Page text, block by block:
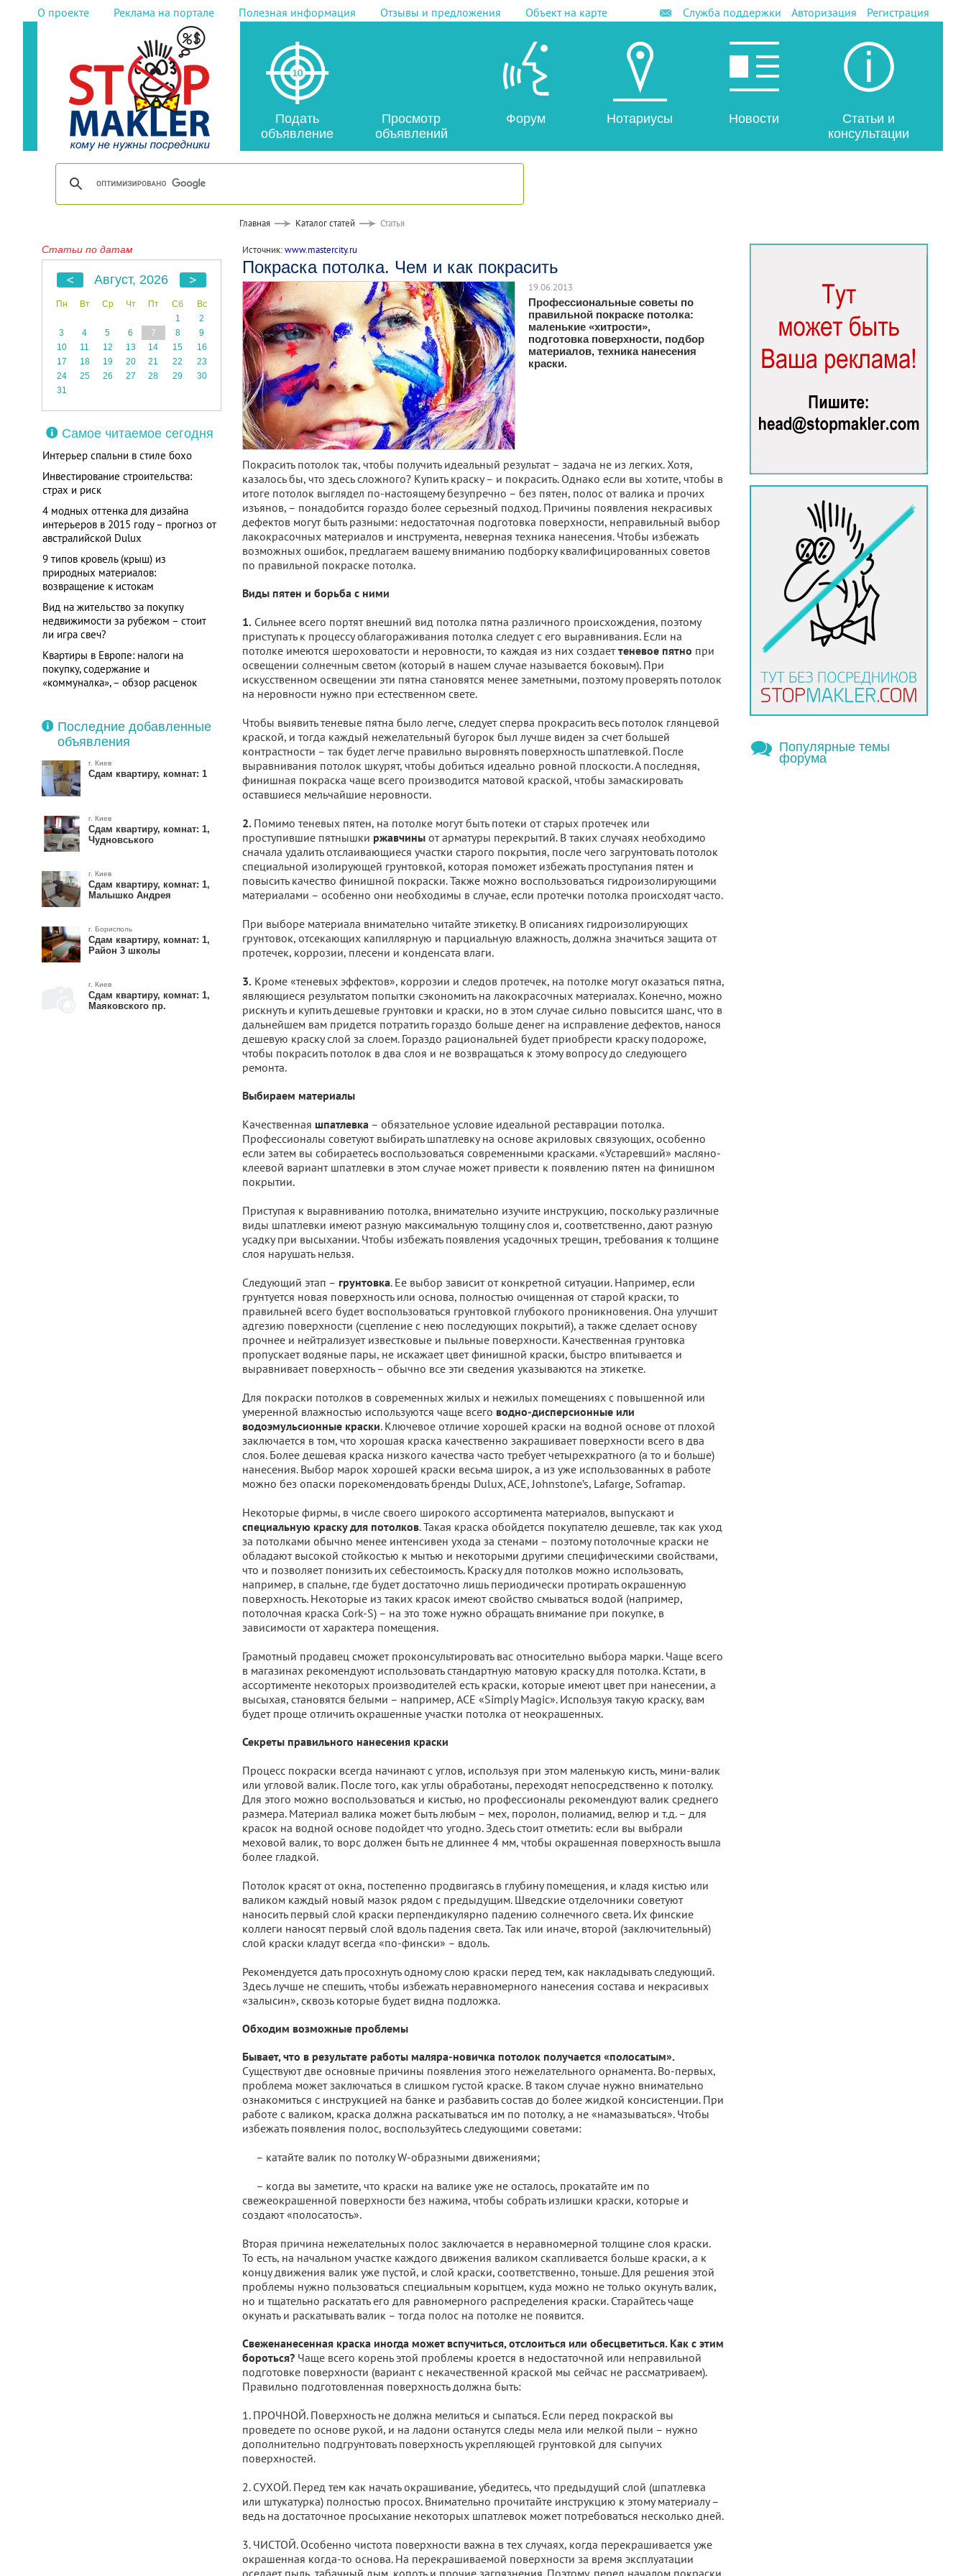
О проекте Реклама на портале Полезная информация Отзывы и предложения Объект на карте Служба поддержки Авторизация Регистрация
Подать
объявление
Просмотр
объявлений
Форум Нотариусы Новости
Статьи и
консультации
Главная Каталог статей Статья
Статьи по датам
Август, 2026
Пн Вт Ср Чт Пт Сб
Вс
1
2
3
4 5 6 7 8
9
10
11 12 13 14 15
16
17
18 19 20 21 22
23
24
25 26 27 28 29
30
31
Самое читаемое сегодня
Интерьер спальни в стиле бохо
Инвестирование строительства:
страх и риск
4 модных оттенка для дизайна
интерьеров в 2015 году – прогноз от
австралийской Dulux
9 типов кровель (крыш) из
природных материалов:
возвращение к истокам
Вид на жительство за покупку
недвижимости за рубежом – стоит
ли игра свеч?
Квартиры в Европе: налоги на
покупку, содержание и
«коммуналка», – обзор расценок
Последние добавленные
объявления
г. Киев
Сдам квартиру, комнат: 1
г. Киев
Сдам квартиру, комнат: 1,
Чудновського
г. Киев
Сдам квартиру, комнат: 1,
Малышко Андрея
г. Борисполь
Сдам квартиру, комнат: 1,
Район 3 школы
г. Киев
Сдам квартиру, комнат: 1,
Маяковского пр.
Источник:www.mastercity.ru
Покраска потолка. Чем и как покрасить
19.06.2013
Профессиональные советы по
правильной покраске потолка:
маленькие «хитрости»,
подготовка поверхности, подбор
материалов, техника нанесения
краски.
Покрасить потолок так, чтобы получить идеальный результат – задача не из легких. Хотя,
казалось бы, что здесь сложного? Купить краску – и покрасить. Однако если вы хотите, чтобы в
итоге потолок выглядел по-настоящему безупречно – без пятен, полос от валика и прочих
изъянов, – понадобится гораздо более серьезный подход. Причины появления некрасивых
дефектов могут быть разными: недостаточная подготовка поверхности, неправильный выбор
лакокрасочных материалов и инструмента, неверная техника нанесения. Чтобы избежать
возможных ошибок, предлагаем вашему вниманию подборку квалифицированных советов
по правильной покраске потолка.
Виды пятен и борьба с ними
1. Сильнее всего портят внешний вид потолка пятна различного происхождения, поэтому
приступать к процессу облагораживания потолка следует с его выравнивания. Если на
потолке имеются шероховатости и неровности, то каждая из них создаеттеневое пятно при
освещении солнечным светом (который в нашем случае называется боковым). При
искусственном освещении эти пятна становятся менее заметными, поэтому проверять потолок
на неровности нужно при естественном свете.
Чтобы выявить теневые пятна было легче, следует сперва прокрасить весь потолок глянцевой
краской, и тогда каждый нежелательный бугорок был лучше виден за счет большей
контрастности – так будет легче правильно выровнять поверхность шпатлевкой. После
выравнивания потолок шкурят, чтобы добиться идеально ровной плоскости. А последняя,
финишная покраска чаще всего производится матовой краской, чтобы замаскировать
оставшиеся мельчайшие неровности.
2. Помимо теневых пятен, на потолке могут быть потеки от старых протечек или
проступившие пятнышки ржавчиныот арматуры перекрытий. В таких случаях необходимо
сначала удалить отслаивающиеся участки старого покрытия, после чего загрунтовать потолок
специальной изолирующей грунтовкой, которая поможет избежать проступания пятен и
повысить качество финишной покраски. Также можно воспользоваться гидроизолирующими
материалами – особенно они необходимы в случае, если протечки потолка происходят часто.
При выборе материала внимательно читайте этикетку. В описаниях гидроизолирующих
грунтовок, отсекающих капиллярную и парциальную влажность, должна значиться защита от
протечек, коррозии, плесени и конденсата влаги.
3. Кроме «теневых эффектов», коррозии и следов протечек, на потолке могут оказаться пятна,
являющиеся результатом попытки сэкономить на лакокрасочных материалах. Конечно, можно
рискнуть и купить дешевые грунтовки и краски, но в этом случае сильно повысится шанс, что в
дальнейшем вам придется потратить гораздо больше денег на исправление дефектов, нанося
дешевую краску слой за слоем. Гораздо рациональней будет приобрести краску подороже,
чтобы покрасить потолок в два слоя и не возвращаться к этому вопросу до следующего
ремонта.
Выбираем материалы
Качественная шпатлевка– обязательное условие идеальной реставрации потолка.
Профессионалы советуют выбирать шпатлевку на основе акриловых связующих, особенно
если затем вы собираетесь воспользоваться современными красками. «Устаревший» масляно-
клеевой вариант шпатлевки в этом случае может привести к появлению пятен на финишном
покрытии.
Приступая к выравниванию потолка, внимательно изучите инструкцию, поскольку различные
виды шпатлевки имеют разную максимальную толщину слоя и, соответственно, дают разную
усадку при высыхании. Чтобы избежать появления усадочных трещин, требования к толщине
слоя нарушать нельзя.
Следующий этап – грунтовка. Ее выбор зависит от конкретной ситуации. Например, если
грунтуется новая поверхность или основа, полностью очищенная от старой краски, то
правильней всего будет воспользоваться грунтовкой глубокого проникновения. Она улучшит
адгезию поверхности (сцепление с нею последующих покрытий), а также сделает основу
прочнее и нейтрализует известковые и пыльные поверхности. Качественная грунтовка
пропускает водяные пары, не искажает цвет финишной краски, быстро впитывается и
выравнивает поверхность – обычно все эти сведения указываются на этикетке.
Для покраски потолков в современных жилых и нежилых помещениях с повышенной или
умеренной влажностью используются чаще всего водно-дисперсионные или
водоэмульсионные краски. Ключевое отличие хорошей краски на водной основе от плохой
заключается в том, что хорошая краска качественно закрашивает поверхности всего в два
слоя. Более дешевая краска низкого качества часто требует четырехкратного (а то и больше)
нанесения. Выбор марок хорошей краски весьма широк, а из уже использованных в работе
можно без опаски порекомендовать бренды Dulux, ACE, Johnstone’s, Lafarge, Soframap.
Некоторые фирмы, в числе своего широкого ассортимента материалов, выпускают и
специальную краску для потолков. Такая краска обойдется покупателю дешевле, так как уход
за потолками обычно менее интенсивен ухода за стенами – поэтому потолочные краски не
обладают высокой стойкостью к мытью и некоторыми другими специфическими свойствами,
что и позволяет понизить их себестоимость. Краску для потолков можно использовать,
например, в спальне, где будет достаточно лишь периодически протирать окрашенную
поверхность. Некоторые из таких красок имеют свойство смываться водой (например,
потолочная краска Cork-S) – на это тоже нужно обращать внимание при покупке, в
зависимости от характера помещения.
Грамотный продавец сможет проконсультировать вас относительно выбора марки. Чаще всего
в магазинах рекомендуют использовать стандартную матовую краску для потолка. Кстати, в
ассортименте некоторых производителей есть краски, которые имеют цвет при нанесении, а
высыхая, становятся белыми – например, ACE «Simply Magic». Используя такую краску, вам
будет проще отличить окрашенные участки потолка от неокрашенных.
Секреты правильного нанесения краски
Процесс покраски всегда начинают с углов, используя при этом маленькую кисть, мини-валик
или угловой валик. После того, как углы обработаны, переходят непосредственно к потолку.
Для этого можно воспользоваться и кистью, но профессионалы рекомендуют валик среднего
размера. Материал валика может быть любым – мех, поролон, полиамид, велюр и т.д. – для
красок на водной основе подойдет что угодно. Здесь стоит отметить: если вы выбрали
меховой валик, то ворс должен быть не длиннее 4 мм, чтобы окрашенная поверхность вышла
более гладкой.
Потолок красят от окна, постепенно продвигаясь в глубину помещения, и кладя кистью или
валиком каждый новый мазок рядом с предыдущим. Шведские отделочники советуют
наносить первый слой краски перпендикулярно падению солнечного света. Их финские
коллеги наносят первый слой вдоль падения света. Так или иначе, второй (заключительный)
слой краски кладут всегда «по-фински» – вдоль.
Рекомендуется дать просохнуть одному слою краски перед тем, как накладывать следующий.
Здесь лучше не спешить, чтобы избежать неравномерного нанесения состава и некрасивых
«залысин», сквозь которые будет видна подложка.
Обходим возможные проблемы
Бывает, что в результате работы маляра-новичка потолок получается «полосатым».
Существуют две основные причины появления этого нежелательного орнамента. Во-первых,
проблема может заключаться в слишком густой краске. В таком случае нужно внимательно
ознакомиться с инструкцией на банке и разбавить состав до более жидкой консистенции. При
работе с валиком, краска должна раскатываться им по потолку, а не «намазываться». Чтобы
избежать появления полос, воспользуйтесь следующими советами:
– катайте валик по потолку W-образными движениями;
– когда вы заметите, что краски на валике уже не осталось, прокатайте им по
свежеокрашенной поверхности без нажима, чтобы собрать излишки краски, которые и
создают «полосатость».
Вторая причина нежелательных полос заключается в неравномерной толщине слоя краски.
То есть, на начальном участке каждого движения валиком скапливается больше краски, а к
концу движения валик уже пустой, и слой краски, соответственно, тоньше. Для решения этой
проблемы нужно пользоваться специальным корытцем, куда можно не только окунуть валик,
но и тщательно раскатать его для равномерного распределения краски. Старайтесь чаще
окунать и раскатывать валик – тогда полос на потолке не появится.
Свеженанесенная краска иногда может вспучиться, отслоиться или обесцветиться. Как с этим
бороться?Чаще всего корень этой проблемы кроется в недостаточной или неправильной
подготовке поверхности (вариант с некачественной краской мы сейчас не рассматриваем).
Правильно подготовленная поверхность должна быть:
1. ПРОЧНОЙ. Поверхность не должна мелиться и сыпаться. Если перед покраской вы
проведете по основе рукой, и на ладони останутся следы мела или мелкой пыли – нужно
дополнительно подгрунтовать поверхность укрепляющей грунтовкой для сыпучих
поверхностей.
2. СУХОЙ. Перед тем как начать окрашивание, убедитесь, что предыдущий слой (шпатлевка
или штукатурка) полностью просох. Внимательно прочитайте инструкцию к этому материалу –
ведь на достаточное просыхание некоторых шпатлевок может потребоваться несколько дней.
3. ЧИСТОЙ. Особенно чистота поверхности важна в тех случаях, когда перекрашивается уже
окрашенная когда-то основа. На перекрашиваемой поверхности за время эксплуатации
оседает пыль, табачный дым, копоть и прочие загрязнения. Поэтому, перед началом покраски
Популярные темы
форума